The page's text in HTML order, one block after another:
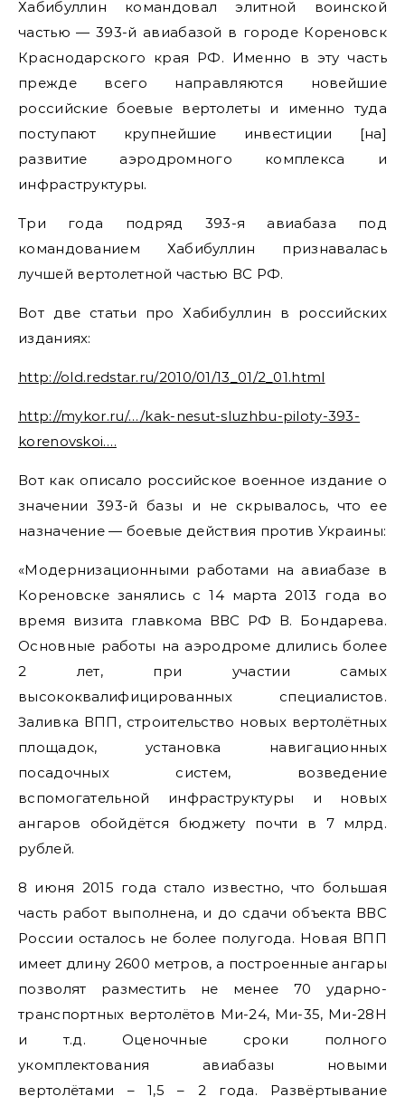
Хабибуллин командовал элитной воинской
частью — 393-й авиабазой в городе Кореновск
Краснодарского края РФ. Именно в эту часть
прежде всего направляются новейшие
российские боевые вертолеты и именно туда
поступают крупнейшие инвестиции [на]
развитие аэродромного комплекса и
инфраструктуры.
Три года подряд 393-я авиабаза под
командованием Хабибуллин признавалась
лучшей вертолетной частью ВС РФ.
Вот две статьи про Хабибуллин в российских
изданиях:
http://old.redstar.ru/2010/01/13_01/2_01.html
http://mykor.ru/…/kak-nesut-sluzhbu-piloty-393-
korenovskoi.…
Вот как описало российское военное издание о
значении 393-й базы и не скрывалось, что ее
назначение — боевые действия против Украины:
«Модернизационными работами на авиабазе в
Кореновске занялись с 14 марта 2013 года во
время визита главкома ВВС РФ В. Бондарева.
Основные работы на аэродроме длились более
2 лет, при участии самых
высококвалифицированных специалистов.
Заливка ВПП, строительство новых вертолётных
площадок, установка навигационных
посадочных систем, возведение
вспомогательной инфраструктуры и новых
ангаров обойдётся бюджету почти в 7 млрд.
рублей.
8 июня 2015 года стало известно, что большая
часть работ выполнена, и до сдачи объекта ВВС
России осталось не более полугода. Новая ВПП
имеет длину 2600 метров, а построенные ангары
позволят разместить не менее 70 ударно-
транспортных вертолётов Ми-24, Ми-35, Ми-28Н
и т.д. Оценочные сроки полного
укомплектования авиабазы новыми
вертолётами – 1,5 – 2 года. Развёртывание